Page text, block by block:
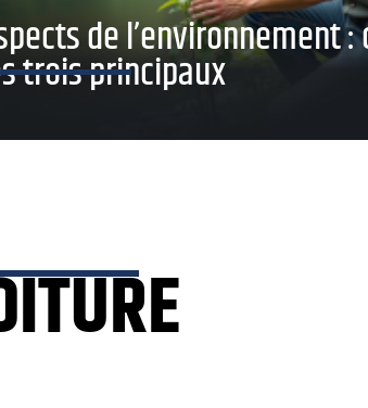
de l’environnement
trois principaux